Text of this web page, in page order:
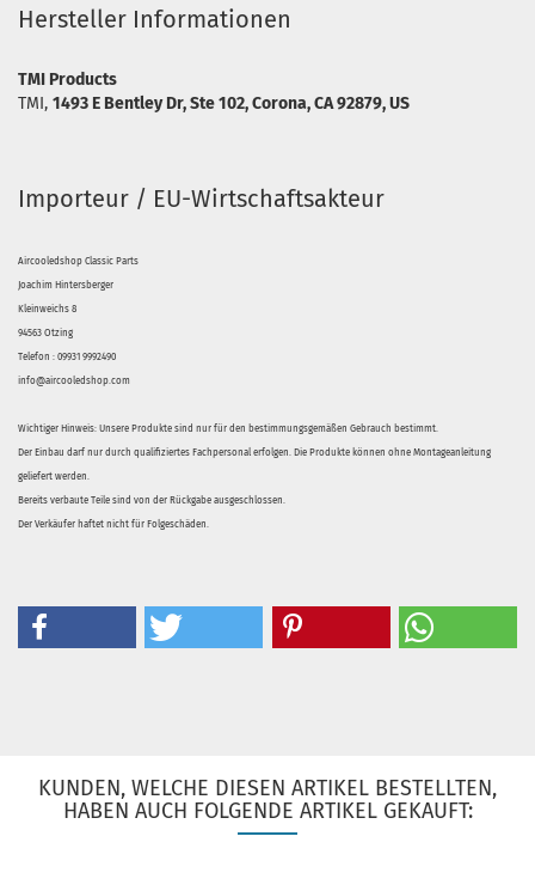
Hersteller Informationen
TMI Products
TMI, 1493 E Bentley Dr, Ste 102, Corona, CA 92879, US
Importeur / EU-Wirtschaftsakteur
Aircooledshop Classic Parts
Joachim Hintersberger
Kleinweichs 8
94563 Otzing
Telefon : 09931 9992490
info@aircooledshop.com
Wichtiger Hinweis: Unsere Produkte sind nur für den bestimmungsgemäßen Gebrauch bestimmt.
Der Einbau darf nur durch qualifiziertes Fachpersonal erfolgen. Die Produkte können ohne Montageanleitung
geliefert werden.
Bereits verbaute Teile sind von der Rückgabe ausgeschlossen.
Der Verkäufer haftet nicht für Folgeschäden.
KUNDEN, WELCHE DIESEN ARTIKEL BESTELLTEN,
HABEN AUCH FOLGENDE ARTIKEL GEKAUFT: